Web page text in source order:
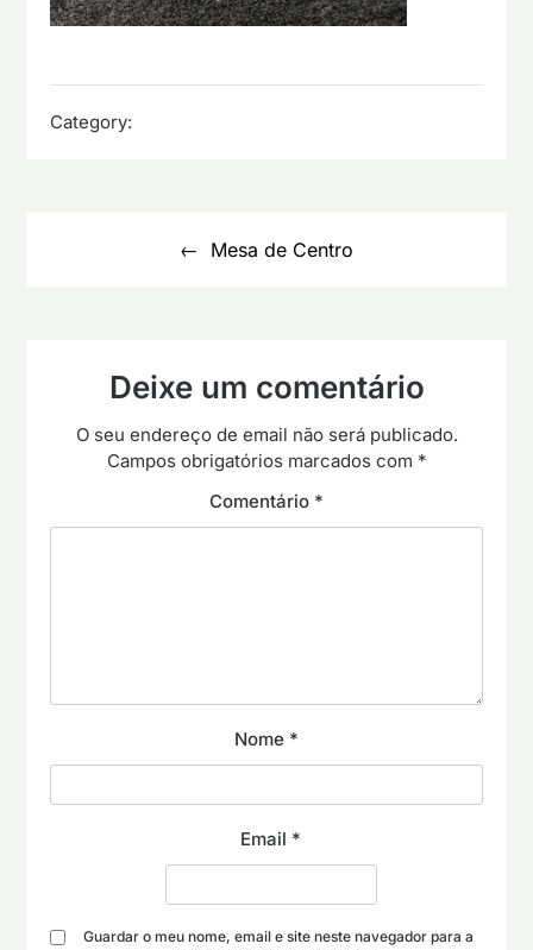
Category:
Mesa de Centro
Deixe um comentário
O seu endereço de email não será publicado.
Campos obrigatórios marcados com *
Comentário *
Nome *
Email *
Guardar o meu nome, email e site neste navegador para a